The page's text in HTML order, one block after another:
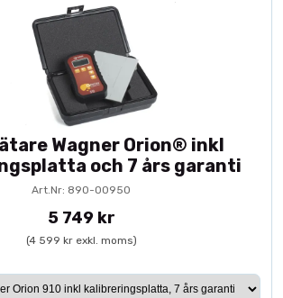
Wagner Orion® inkl
och 7 års garanti
Art.Nr: 890-00950
5 749 kr
(4 599 kr exkl. moms)